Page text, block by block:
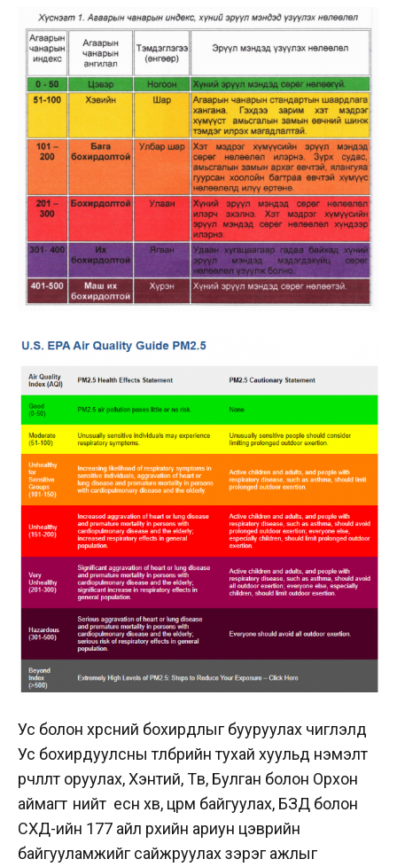
Ус болон хөрсний бохирдлыг бууруулах чиглэлд
Ус бохирдуулсны төлбөрийн тухай хуульд нэмэлт
өөрчлөлт оруулах, Хэнтий, Төв, Булган болон Орхон
аймагт нийт есөн хөв, цөөрөм байгуулах, БЗД болон
СХД-ийн 177 айл өрхийн ариун цэврийн
байгууламжийг сайжруулах зэрэг ажлыг